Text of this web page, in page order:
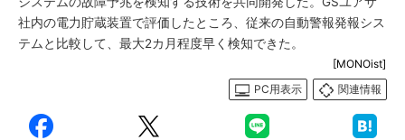
社内の電力貯蔵装置で評価したところ、従来の自動警報発報シス
テムと比較して、最大2カ月程度早く検知できた。
[MONOist]
PC用表示
関連情報